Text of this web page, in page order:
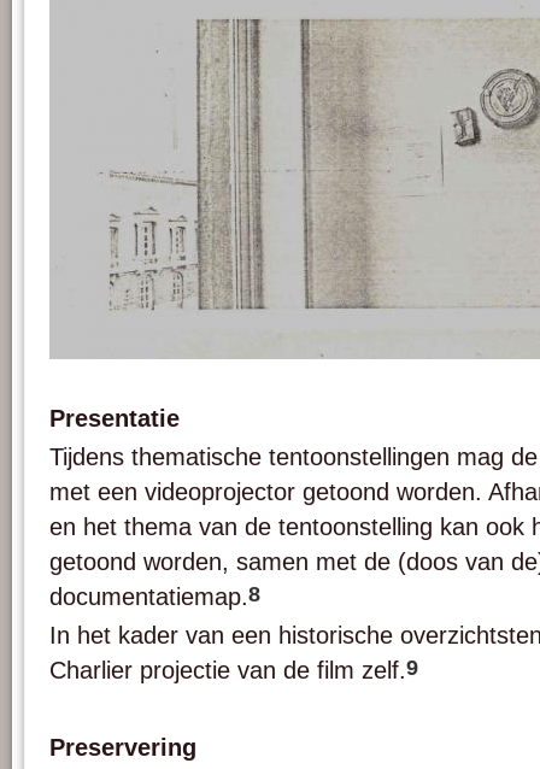
Presentatie
Tijdens thematische tentoonstellingen mag
met een videoprojector getoond worden.
en het thema van de tentoonstelling kan ook
getoond worden, samen met de (doos van
documentatiemap.8
In het kader van een historische
Charlier projectie van de film zelf.9
Preservering